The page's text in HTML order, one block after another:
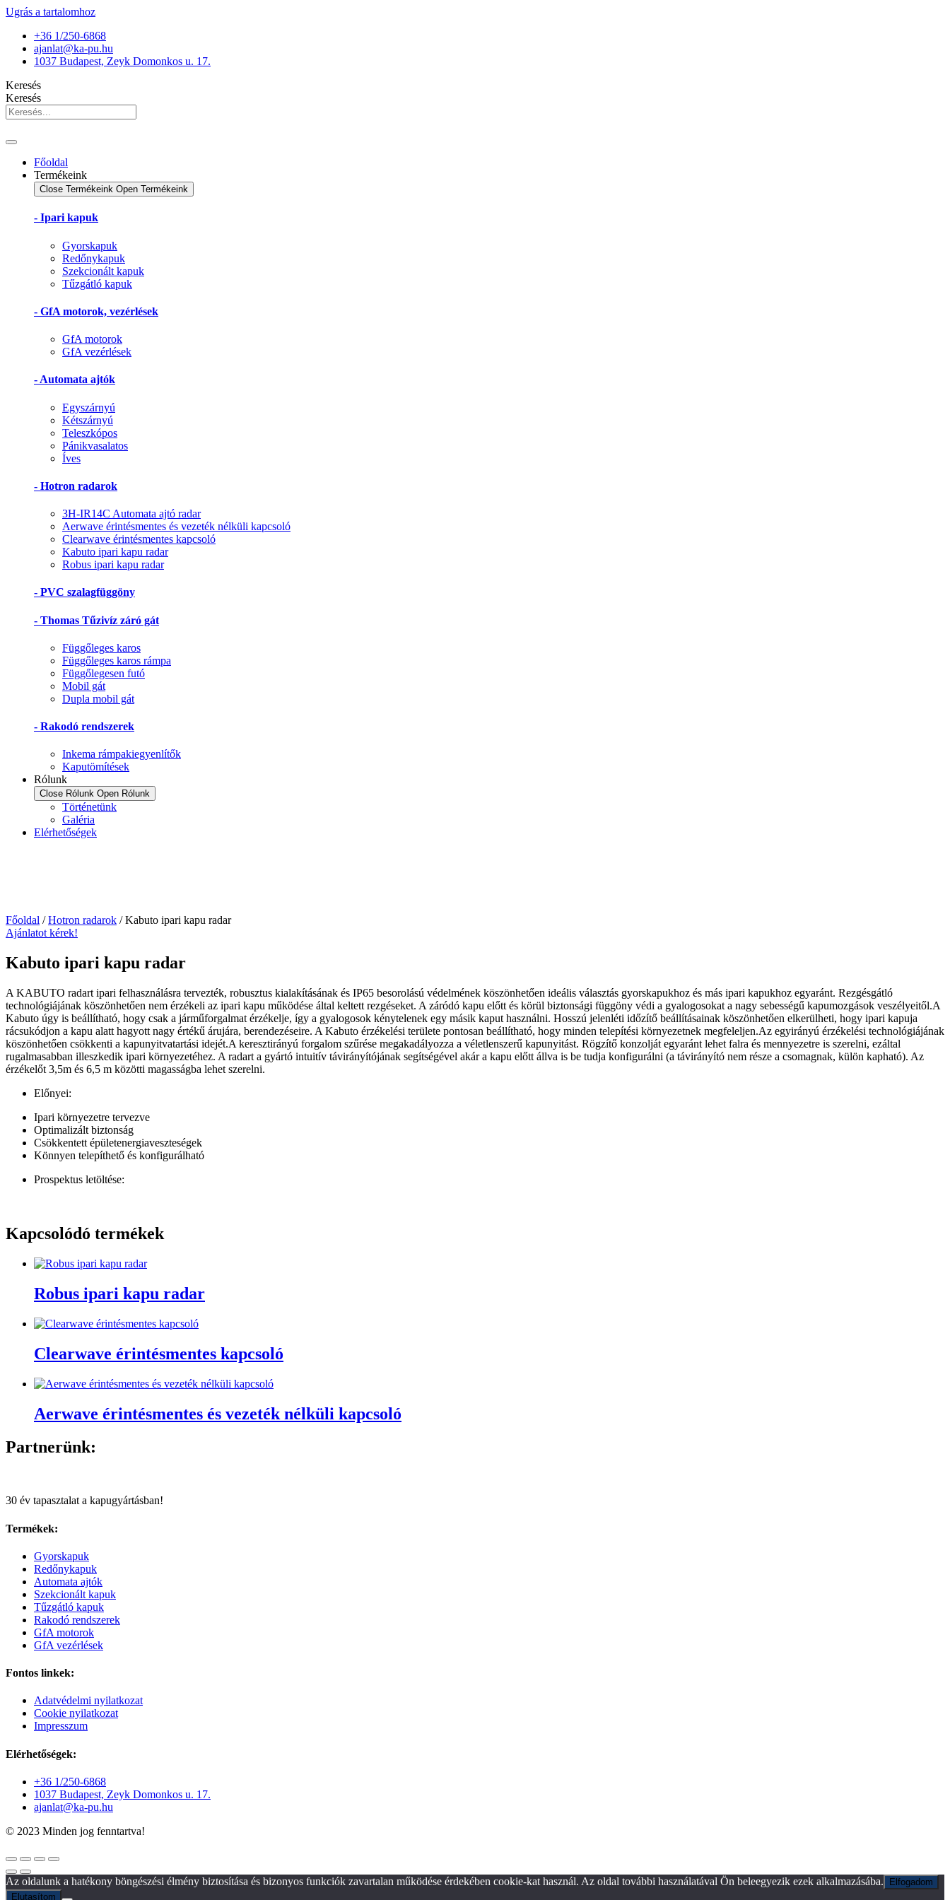
Ugrás a tartalomhoz
+36 1/250-6868
ajanlat@ka-pu.hu
1037 Budapest, Zeyk Domonkos u. 17.
Keresés
Keresés
Főoldal
Termékeink
Close Termékeink Open Termékeink
- Ipari kapuk
Gyorskapuk
Redőnykapuk
Szekcionált kapuk
Tűzgátló kapuk
- GfA motorok, vezérlések
GfA motorok
GfA vezérlések
- Automata ajtók
Egyszárnyú
Kétszárnyú
Teleszkópos
Pánikvasalatos
Íves
- Hotron radarok
3H-IR14C Automata ajtó radar
Aerwave érintésmentes és vezeték nélküli kapcsoló
Clearwave érintésmentes kapcsoló
Kabuto ipari kapu radar
Robus ipari kapu radar
- PVC szalagfüggöny
- Thomas Tűzivíz záró gát
Függőleges karos
Függőleges karos rámpa
Függőlegesen futó
Mobil gát
Dupla mobil gát
- Rakodó rendszerek
Inkema rámpakiegyenlítők
Kaputömítések
Rólunk
Close Rólunk Open Rólunk
Történetünk
Galéria
Elérhetőségek
Főoldal /Hotron radarok / Kabuto ipari kapu radar
Ajánlatot kérek!
Kabuto ipari kapu radar
A KABUTO radart ipari felhasználásra tervezték, robusztus kialakításának és IP65 besorolású védelmének köszönhetően ideális választás gyorskapukhoz és más ipari kapukhoz egyaránt. Rezgésgátló
technológiájának köszönhetően nem érzékeli az ipari kapu működése által keltett rezgéseket. A záródó kapu előtt és körül biztonsági függöny védi a gyalogosokat a nagy sebességű kapumozgások veszélyeitől.A
Kabuto úgy is beállítható, hogy csak a járműforgalmat érzékelje, így a gyalogosok kénytelenek egy másik kaput használni. Hosszú jelenléti időzítő beállításainak köszönhetően elkerülheti, hogy ipari kapuja
rácsukódjon a kapu alatt hagyott nagy értékű árujára, berendezéseire. A Kabuto érzékelési területe pontosan beállítható, hogy minden telepítési környezetnek megfeleljen.Az egyirányú érzékelési technológiájának
köszönhetően csökkenti a kapunyitvatartási idejét.A keresztirányú forgalom szűrése megakadályozza a véletlenszerű kapunyitást. Rögzítő konzolját egyaránt lehet falra és mennyezetre is szerelni, ezáltal
rugalmasabban illeszkedik ipari környezetéhez. A radart a gyártó intuitív távirányítójának segítségével akár a kapu előtt állva is be tudja konfigurálni (a távirányító nem része a csomagnak, külön kapható). Az
érzékelőt 3,5m és 6,5 m közötti magasságba lehet szerelni.
Előnyei:
Ipari környezetre tervezve
Optimalizált biztonság
Csökkentett épületenergiaveszteségek
Könnyen telepíthető és konfigurálható
Prospektus letöltése:
Kapcsolódó termékek
Robus ipari kapu radar
Clearwave érintésmentes kapcsoló
Aerwave érintésmentes és vezeték nélküli kapcsoló
Partnerünk:
30 év tapasztalat a kapugyártásban!
Termékek:
Gyorskapuk
Redőnykapuk
Automata ajtók
Szekcionált kapuk
Tűzgátló kapuk
Rakodó rendszerek
GfA motorok
GfA vezérlések
Fontos linkek:
Adatvédelmi nyilatkozat
Cookie nyilatkozat
Impresszum
Elérhetőségek:
+36 1/250-6868
1037 Budapest, Zeyk Domonkos u. 17.
ajanlat@ka-pu.hu
© 2023 Minden jog fenntartva!
Az oldalunk a hatékony böngészési élmény biztosítása és bizonyos funkciók zavartalan működése érdekében cookie-kat használ. Az oldal további használatával Ön beleegyezik ezek alkalmazásába.
Elfogadom
Elutasítom